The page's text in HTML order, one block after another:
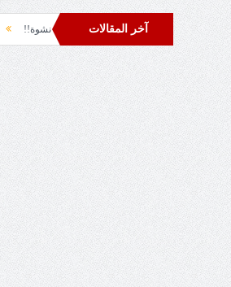
آخر المقالاتالأرضة والسياسة!! لحظة نشوة!! سياسة!!
دول تل الرمل!! فوبيا الفرح المفاجئ!